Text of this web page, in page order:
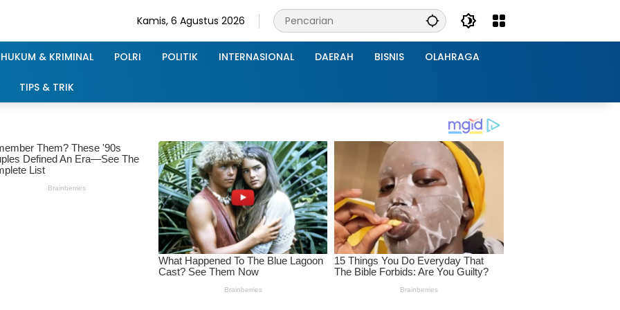
Kamis, 6 Agustus 2026
HUKUM & KRIMINAL POLRI POLITIK INTERNASIONAL DAERAH BISNIS OLAHRAGA
TIPS & TRIK